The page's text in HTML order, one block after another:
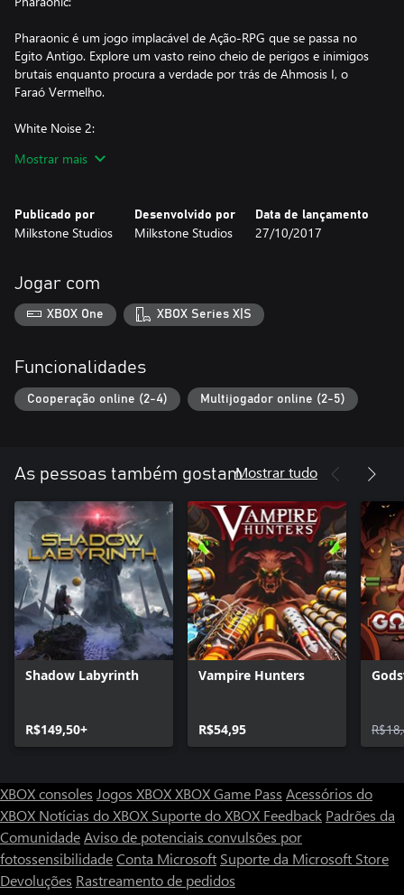
Pharaonic é um jogo implacável de Ação-RPG que se passa no
Egito Antigo. Explore um vasto reino cheio de perigos e inimigos
brutais enquanto procura a verdade por trás de Ahmosis I, o
Faraó Vermelho.
White Noise 2:
Seja uma parte da equipe dos investigadores, ou assuma o
parado.
Mostrar mais
Publicado por
Milkstone Studios
Desenvolvido por
Milkstone Studios
Data de lançamento
27/10/2017
Jogar com
XBOX One XBOX Series X|S
Funcionalidades
Cooperação online (2-4) Multijogador online (2-5)
As pessoas também gostamMostrar tudo
Shadow Labyrinth
R$149,50+
Vampire Hunters
R$54,95
XBOX consoles Jogos XBOXXBOX Game Pass Acessórios do
XBOX Notícias do XBOX Suporte do XBOX Feedback Padrões da
ComunidadeAviso de potenciais convulsões por
fotossensibilidadeConta Microsoft Suporte da Microsoft Store
Devoluções Rastreamento de pedidos